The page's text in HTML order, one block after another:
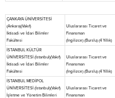
ÇANKAYA ÜNİVERSİTESİ
(Ankara)(Vakıf)
İktisadi ve İdari Bilimler
Fakültesi
Uluslararası Ticaret ve
Finansman
(İngilizce) (Burslu) (4 Yıllık)
İSTANBUL KÜLTÜR
ÜNİVERSİTESİ (İstanbul)(Vakıf)
İktisadi ve İdari Bilimler
Fakültesi
Uluslararası Ticaret ve
Finansman
(İngilizce) (Burslu) (4 Yıllık)
İSTANBUL MEDİPOL
ÜNİVERSİTESİ (İstanbul)(Vakıf)
İşletme ve Yönetim Bilimleri
Uluslararası Ticaret ve
Finansman